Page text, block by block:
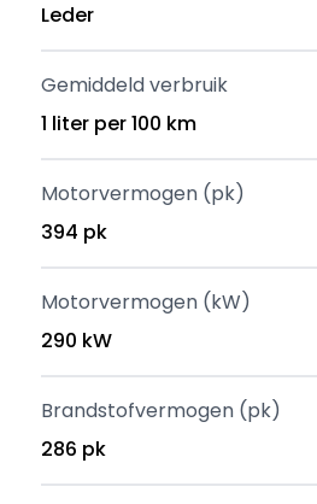
Leder
Gemiddeld verbruik
1 liter per 100 km
Motorvermogen (pk)
394 pk
Motorvermogen (kW)
290 kW
Brandstofvermogen (pk)
286 pk